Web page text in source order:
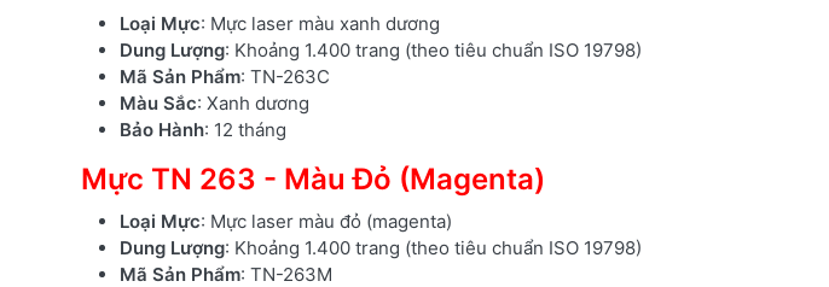
Loại Mực: Mực laser màu xanh dương
Dung Lượng: Khoảng 1.400 trang (theo tiêu chuẩn ISO 19798)
Mã Sản Phẩm: TN-263C
Màu Sắc: Xanh dương
Bảo Hành: 12 tháng
Mực TN 263 - Màu Đỏ (Magenta)
Loại Mực: Mực laser màu đỏ (magenta)
Dung Lượng: Khoảng 1.400 trang (theo tiêu chuẩn ISO 19798)
Mã Sản Phẩm: TN-263M